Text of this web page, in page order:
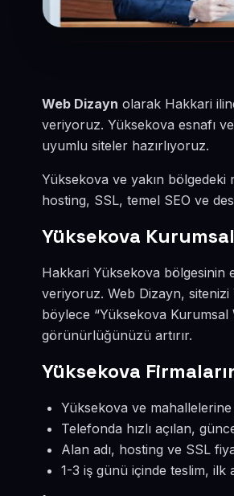
Web Dizayn olarak Hakkari
veriyoruz. Yüksekova esnafı
uyumlu siteler hazırlıyoruz.
Yüksekova ve yakın bölgedeki
hosting, SSL, temel SEO ve
Yüksekova
Hakkari Yüksekova bölgesinin
veriyoruz. Web Dizayn,
böylece “Yüksekova Kurumsal
görünürlüğünüzü artırır.
Yüksekova
Yüksekova ve
Telefonda hızlı açılan,
Alan adı, hosting ve SSL
1-3 iş günü içinde teslim, ilk